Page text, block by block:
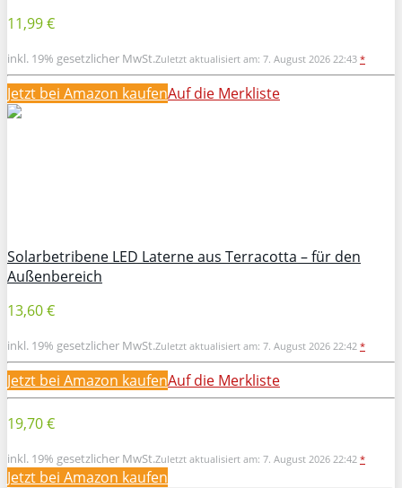
11,99 €
inkl. 19% gesetzlicher MwSt.Zuletzt aktualisiert am: 7. August 2026 22:43 *
Jetzt bei Amazon kaufenAuf die Merkliste
Solarbetribene LED Laterne aus Terracotta – für den
Außenbereich
13,60 €
inkl. 19% gesetzlicher MwSt.Zuletzt aktualisiert am: 7. August 2026 22:42 *
Jetzt bei Amazon kaufenAuf die Merkliste
19,70 €
inkl. 19% gesetzlicher MwSt.Zuletzt aktualisiert am: 7. August 2026 22:42 *
Jetzt bei Amazon kaufen